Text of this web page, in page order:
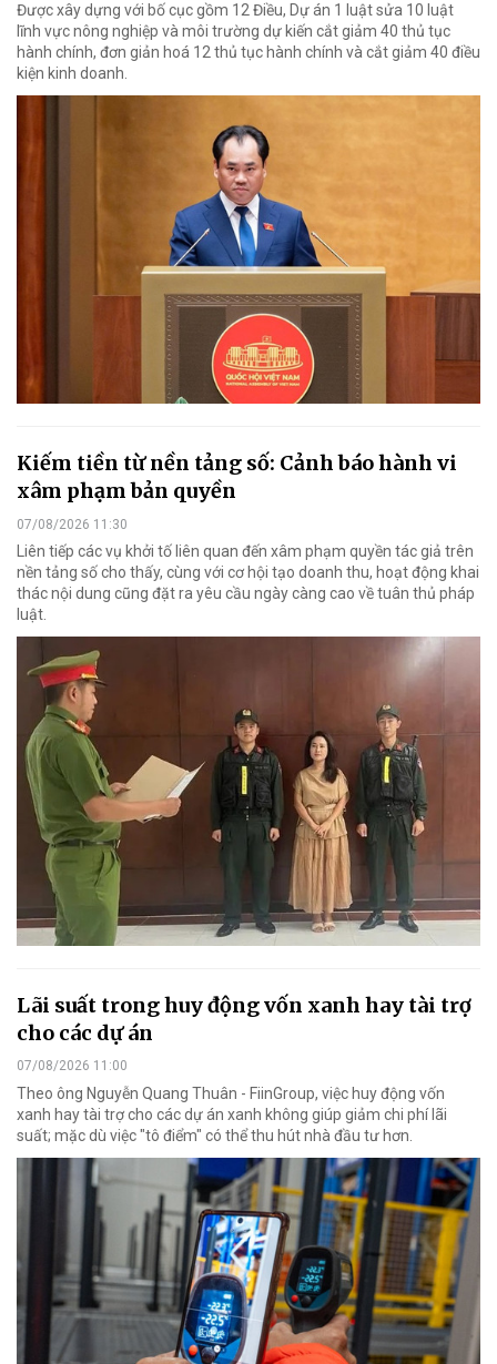
Được xây dựng với bố cục gồm 12 Điều, Dự án 1 luật sửa 10 luật
lĩnh vực nông nghiệp và môi trường dự kiến cắt giảm 40 thủ tục
hành chính, đơn giản hoá 12 thủ tục hành chính và cắt giảm 40 điều
kiện kinh doanh.
Kiếm tiền từ nền tảng số: Cảnh báo hành vi
xâm phạm bản quyền
07/08/2026 11:30
Liên tiếp các vụ khởi tố liên quan đến xâm phạm quyền tác giả trên
nền tảng số cho thấy, cùng với cơ hội tạo doanh thu, hoạt động khai
thác nội dung cũng đặt ra yêu cầu ngày càng cao về tuân thủ pháp
luật.
Lãi suất trong huy động vốn xanh hay tài trợ
cho các dự án
07/08/2026 11:00
Theo ông Nguyễn Quang Thuân - FiinGroup, việc huy động vốn
xanh hay tài trợ cho các dự án xanh không giúp giảm chi phí lãi
suất; mặc dù việc "tô điểm" có thể thu hút nhà đầu tư hơn.